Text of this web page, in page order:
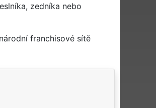
zedníka nebo
franchisové sítě